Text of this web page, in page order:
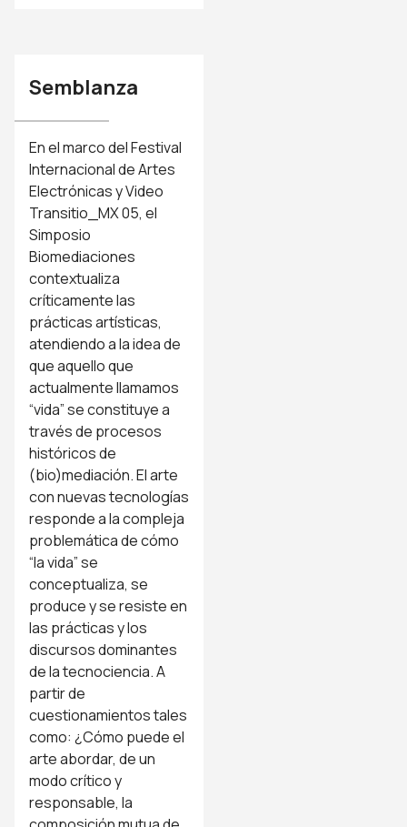
Semblanza
En el marco del Festival
Internacional de Artes
Electrónicas y Video
Transitio_MX 05, el
Simposio
Biomediaciones
contextualiza
críticamente las
prácticas artísticas,
atendiendo a la idea de
que aquello que
actualmente llamamos
“vida” se constituye a
través de procesos
históricos de
(bio)mediación. El arte
con nuevas tecnologías
responde a la compleja
problemática de cómo
“la vida” se
conceptualiza, se
produce y se resiste en
las prácticas y los
discursos dominantes
de la tecnociencia. A
partir de
cuestionamientos tales
como: ¿Cómo puede el
arte abordar, de un
modo crítico y
responsable, la